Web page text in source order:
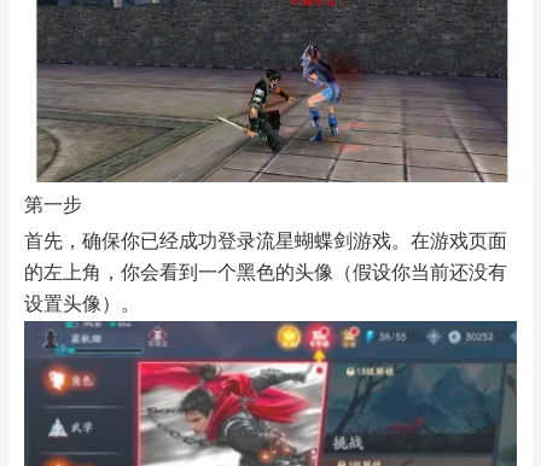
第一步
首先，确保你已经成功登录流星蝴蝶剑游戏。在游戏页面
的左上角，你会看到一个黑色的头像（假设你当前还没有
设置头像）。